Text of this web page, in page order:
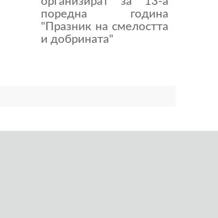
поредна година
"Празник на смелостта
и добрината"